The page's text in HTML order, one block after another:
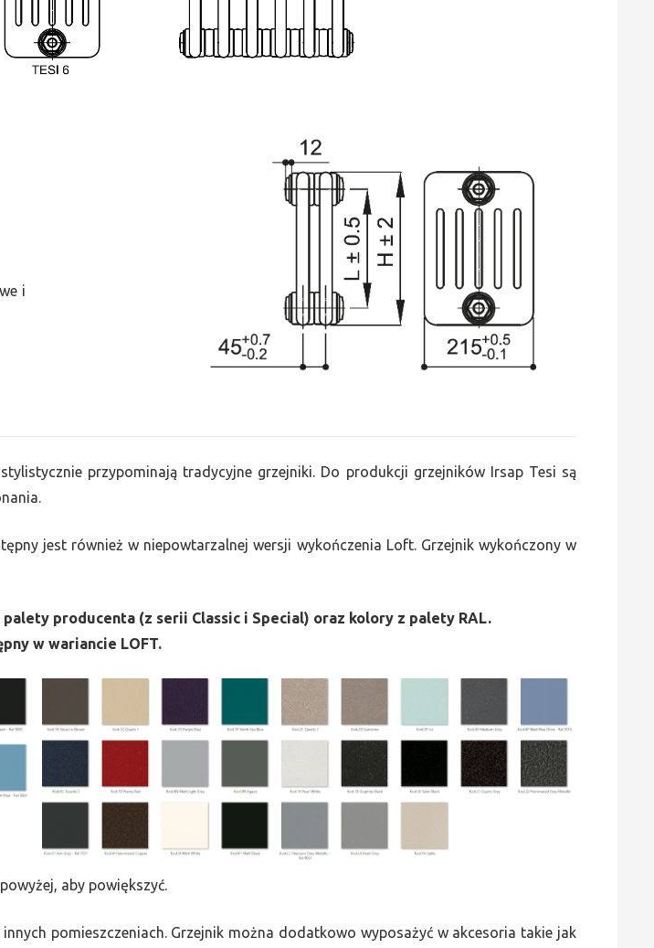
i
przypominają tradycyjne grzejniki. Do produkcji grzejników Irsap Tesi są
jest również w niepowtarzalnej wersji wykończenia Loft. Grzejnik wykończony w
producenta (z serii Classic i Special) oraz kolory z palety RAL.
w wariancie LOFT.
aby powiększyć.
pomieszczeniach. Grzejnik można dodatkowo wyposażyć w akcesoria takie jak